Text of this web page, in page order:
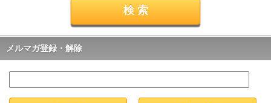
メルマガ登録・解除